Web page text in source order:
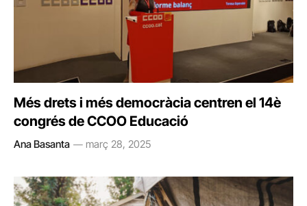
Més drets i més democràcia centren el 14è
congrés de CCOO Educació
Ana Basanta març 28, 2025